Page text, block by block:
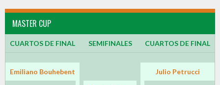
MASTER CUP
CUARTOS DE FINAL SEMIFINALES CUARTOS DE FINAL
Emiliano Bouhebent Julio Petrucci